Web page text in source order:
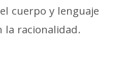
cuerpo y lenguaje
la racionalidad.